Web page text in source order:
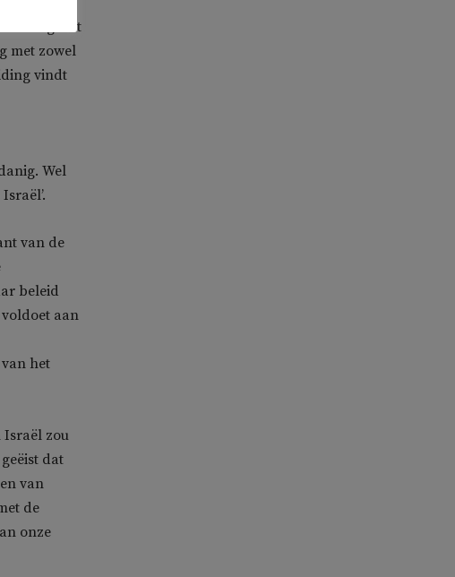
een groot
met zowel
vindt
Wel
van de
beleid
aan
het
Israël zou
dat
van
de
onze